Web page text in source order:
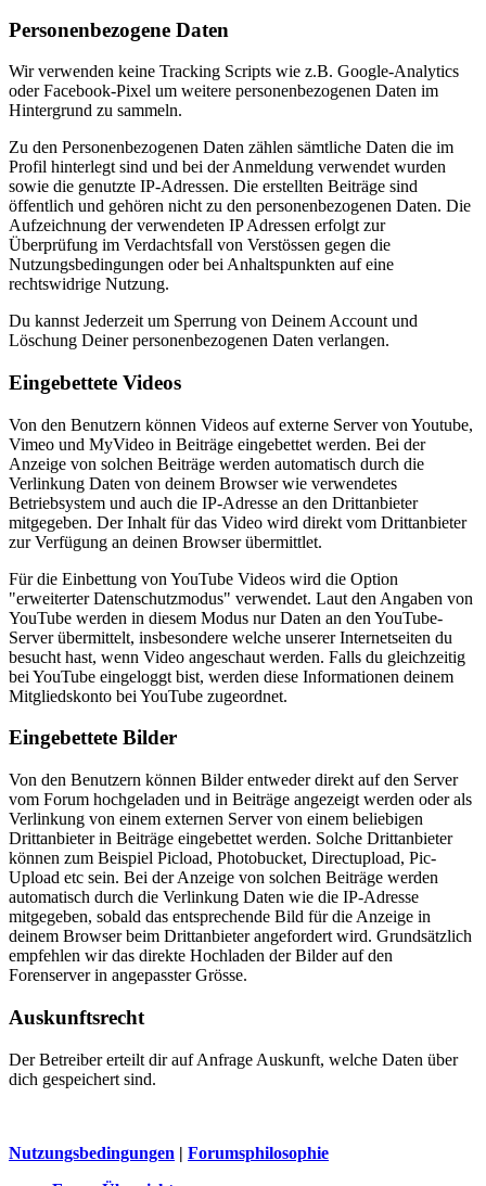
Personenbezogene Daten
Wir verwenden keine Tracking Scripts wie z.B. Google-Analytics
oder Facebook-Pixel um weitere personenbezogenen Daten im
Hintergrund zu sammeln.
Zu den Personenbezogenen Daten zählen sämtliche Daten die im
Profil hinterlegt sind und bei der Anmeldung verwendet wurden
sowie die genutzte IP-Adressen. Die erstellten Beiträge sind
öffentlich und gehören nicht zu den personenbezogenen Daten. Die
Aufzeichnung der verwendeten IP Adressen erfolgt zur
Überprüfung im Verdachtsfall von Verstössen gegen die
Nutzungsbedingungen oder bei Anhaltspunkten auf eine
rechtswidrige Nutzung.
Du kannst Jederzeit um Sperrung von Deinem Account und
Löschung Deiner personenbezogenen Daten verlangen.
Eingebettete Videos
Von den Benutzern können Videos auf externe Server von Youtube,
Vimeo und MyVideo in Beiträge eingebettet werden. Bei der
Anzeige von solchen Beiträge werden automatisch durch die
Verlinkung Daten von deinem Browser wie verwendetes
Betriebsystem und auch die IP-Adresse an den Drittanbieter
mitgegeben. Der Inhalt für das Video wird direkt vom Drittanbieter
zur Verfügung an deinen Browser übermittlet.
Für die Einbettung von YouTube Videos wird die Option
"erweiterter Datenschutzmodus" verwendet. Laut den Angaben von
YouTube werden in diesem Modus nur Daten an den YouTube-
Server übermittelt, insbesondere welche unserer Internetseiten du
besucht hast, wenn Video angeschaut werden. Falls du gleichzeitig
bei YouTube eingeloggt bist, werden diese Informationen deinem
Mitgliedskonto bei YouTube zugeordnet.
Eingebettete Bilder
Von den Benutzern können Bilder entweder direkt auf den Server
vom Forum hochgeladen und in Beiträge angezeigt werden oder als
Verlinkung von einem externen Server von einem beliebigen
Drittanbieter in Beiträge eingebettet werden. Solche Drittanbieter
können zum Beispiel Picload, Photobucket, Directupload, Pic-
Upload etc sein. Bei der Anzeige von solchen Beiträge werden
automatisch durch die Verlinkung Daten wie die IP-Adresse
mitgegeben, sobald das entsprechende Bild für die Anzeige in
deinem Browser beim Drittanbieter angefordert wird. Grundsätzlich
empfehlen wir das direkte Hochladen der Bilder auf den
Forenserver in angepasster Grösse.
Auskunftsrecht
Der Betreiber erteilt dir auf Anfrage Auskunft, welche Daten über
dich gespeichert sind.
Nutzungsbedingungen | Forumsphilosophie